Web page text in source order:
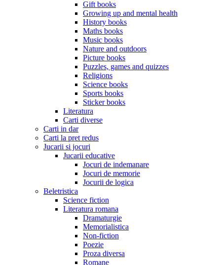
Gift books
Growing up and mental health
History books
Maths books
Music books
Nature and outdoors
Picture books
Puzzles, games and quizzes
Religions
Science books
Sports books
Sticker books
Literatura
Carti diverse
Carti in dar
Carti la pret redus
Jucarii si jocuri
Jucarii educative
Jocuri de indemanare
Jocuri de memorie
Jocurii de logica
Beletristica
Science fiction
Literatura romana
Dramaturgie
Memorialistica
Non-fiction
Poezie
Proza diversa
Romane